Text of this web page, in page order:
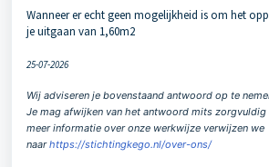
Wanneer er echt geen mogelijkheid is om het
je uitgaan van 1,60m2
25-07-2026
Wij adviseren je bovenstaand antwoord op te
Je mag afwijken van het antwoord mits
meer informatie over onze werkwijze verwijzen we
naarhttps://stichtingkego.nl/over-ons/